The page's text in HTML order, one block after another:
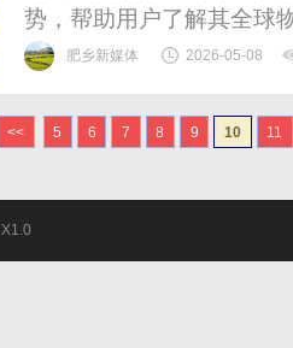
势，帮助用户了解其全球
肥乡新媒体 2026-05-08
<< 5 6 7 8 9 10 11
X1.0